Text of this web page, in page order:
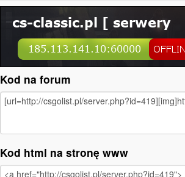
Kod na forum
Kod html na stronę www